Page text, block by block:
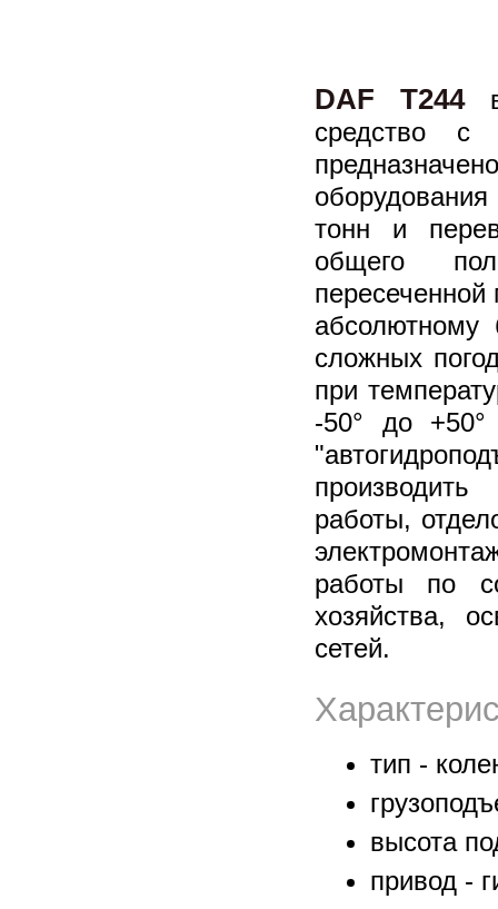
DAF T244
средство с
тонн и
общего
абсолютному
сложных
при
-50° до
работы,
работы по
хозяйства,
сетей.
тип -
высота
привод -